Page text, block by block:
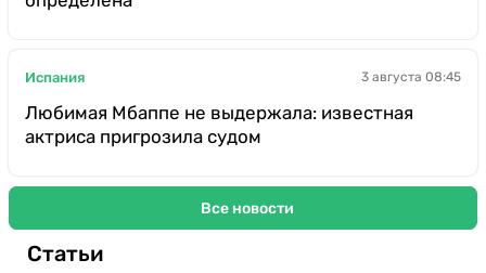
Испания 3 августа 08:45
Любимая Мбаппе не выдержала: известная
актриса пригрозила судом
Все новости
Статьи